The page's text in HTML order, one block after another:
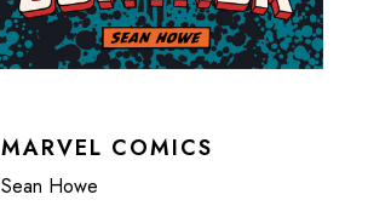
MARVEL COMICS
Sean Howe